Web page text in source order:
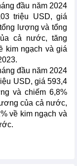
đầu năm 2024
triệu USD, giá
lượng và tổng
cả nước, tăng
kim ngạch và giá
đầu năm 2024
USD, giá 593,4
và chiếm 6,8%
của cả nước,
về kim ngạch và